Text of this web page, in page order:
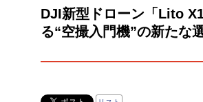
DJI新型ドローン「Lito
る“空撮入門機”の新たな